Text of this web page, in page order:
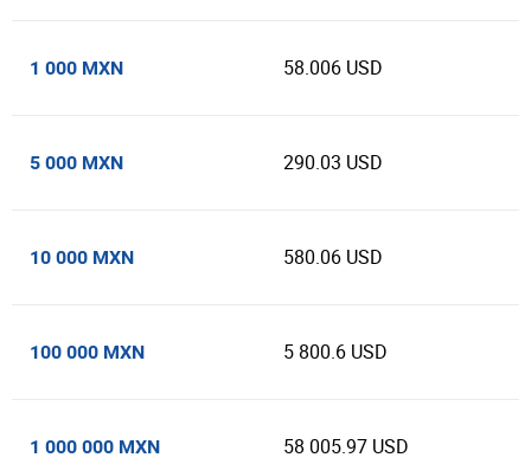
1 000 MXN 58.006 USD
5 000 MXN 290.03 USD
10 000 MXN 580.06 USD
100 000 MXN 5 800.6 USD
1 000 000 MXN 58 005.97 USD